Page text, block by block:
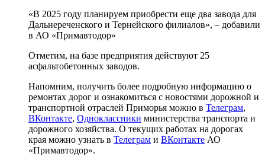
«В 2025 году планируем приобрести еще два завода для
Дальнереченского и Тернейского филиалов», – добавили
в АО «Примавтодор»
Отметим, на базе предприятия действуют 25
асфальтобетонных заводов.
Напомним, получить более подробную информацию о
ремонтах дорог и ознакомиться с новостями дорожной и
транспортной отраслей Приморья можно в Телеграм,
ВКонтакте, Одноклассники министерства транспорта и
дорожного хозяйства. О текущих работах на дорогах
края можно узнать в Телеграм и ВКонтакте АО
«Примавтодор».